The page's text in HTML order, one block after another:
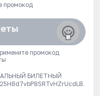
промокод
промокод
БИЛЕТНЫЙ